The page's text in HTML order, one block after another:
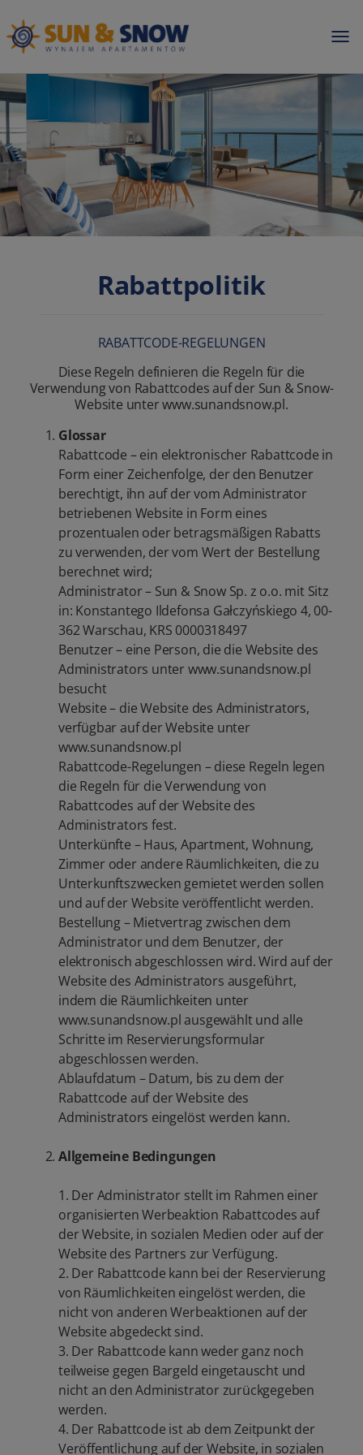
Rabattpolitik
RABATTCODE-REGELUNGEN
Diese Regeln definieren die Regeln für die
Verwendung von Rabattcodes auf der Sun & Snow-
Website unter www.sunandsnow.pl.
Glossar
Rabattcode – ein elektronischer Rabattcode in
Form einer Zeichenfolge, der den Benutzer
berechtigt, ihn auf der vom Administrator
betriebenen Website in Form eines
prozentualen oder betragsmäßigen Rabatts
zu verwenden, der vom Wert der Bestellung
berechnet wird;
Administrator – Sun & Snow Sp. z o.o. mit Sitz
in: Konstantego Ildefonsa Gałczyńskiego 4, 00-
362 Warschau, KRS 0000318497
Benutzer – eine Person, die die Website des
Administrators unter www.sunandsnow.pl
besucht
Website – die Website des Administrators,
verfügbar auf der Website unter
www.sunandsnow.pl
Rabattcode-Regelungen – diese Regeln legen
die Regeln für die Verwendung von
Rabattcodes auf der Website des
Administrators fest.
Unterkünfte – Haus, Apartment, Wohnung,
Zimmer oder andere Räumlichkeiten, die zu
Unterkunftszwecken gemietet werden sollen
und auf der Website veröffentlicht werden.
Bestellung – Mietvertrag zwischen dem
Administrator und dem Benutzer, der
elektronisch abgeschlossen wird. Wird auf der
Website des Administrators ausgeführt,
indem die Räumlichkeiten unter
www.sunandsnow.pl ausgewählt und alle
Schritte im Reservierungsformular
abgeschlossen werden.
Ablaufdatum – Datum, bis zu dem der
Rabattcode auf der Website des
Administrators eingelöst werden kann.
Allgemeine Bedingungen
1. Der Administrator stellt im Rahmen einer
organisierten Werbeaktion Rabattcodes auf
der Website, in sozialen Medien oder auf der
Website des Partners zur Verfügung.
2. Der Rabattcode kann bei der Reservierung
von Räumlichkeiten eingelöst werden, die
nicht von anderen Werbeaktionen auf der
Website abgedeckt sind.
3. Der Rabattcode kann weder ganz noch
teilweise gegen Bargeld eingetauscht und
nicht an den Administrator zurückgegeben
werden.
4. Der Rabattcode ist ab dem Zeitpunkt der
Veröffentlichung auf der Website, in sozialen